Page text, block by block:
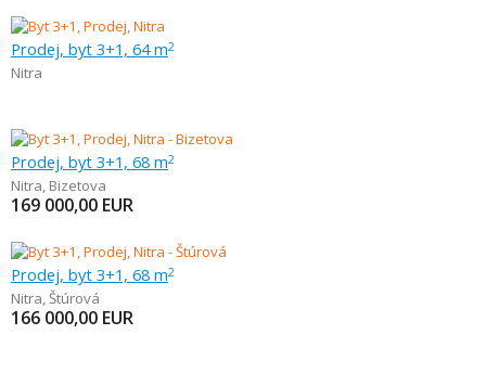
Prodej, byt 3+1, 64 m2
Nitra
Prodej, byt 3+1, 68 m2
Nitra, Bizetova
169 000,00 EUR
Prodej, byt 3+1, 68 m2
Nitra,Štúrová
166 000,00 EUR